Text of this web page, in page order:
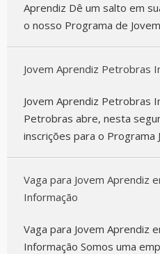
Aprendiz Dê um salto em
o nosso Programa de
Jovem Aprendiz Petrobras
Jovem Aprendiz Petrobras
Petrobras abre, nesta
inscrições para o Programa
Vaga para Jovem Aprendiz
Informação
Vaga para Jovem Aprendiz
Informação Somos uma